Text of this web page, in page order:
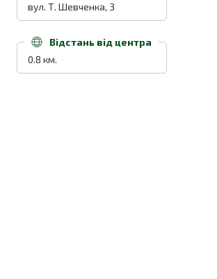
вул. Т. Шевченка, 3
Відстань від центра
0.8 км.